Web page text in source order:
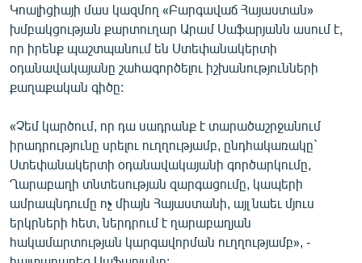
Կոալիցիայի մաս կազմող «Բարգավաճ Հայաստան»
խմբակցության քարտուղար Արամ Սաֆարյանն ասում է,
որ իրենք պաշտպանում են Ստեփանակերտի
օդանավակայանը շահագործելու իշխանությունների
քաղաքական գիծը:
«Չեմ կարծում, որ դա սադրանք է տարածաշրջանում
իրադրությունը սրելու ուղղությամբ, ընդհակառակը`
Ստեփանակերտի օդանավակայանի գործարկումը,
Ղարաբաղի տնտեսության զարգացումը, կապերի
ամրապնդումը ոչ միայն Հայաստանի, այլ նաեւ մյուս
երկրների հետ, ներդրում է ղարաբաղյան
հակամարտության կարգավորման ուղղությամբ», -